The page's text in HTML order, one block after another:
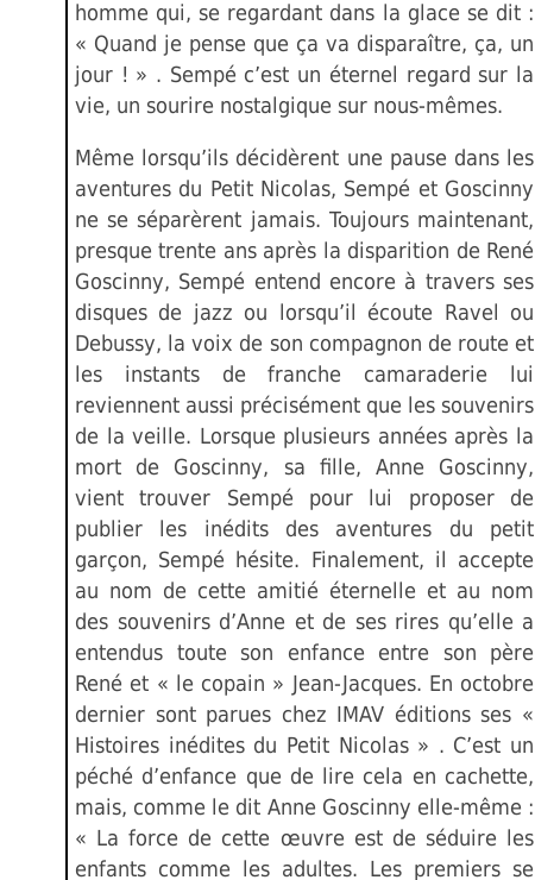
homme qui, se regardant dans la glace se dit :
« Quand je pense que ça va disparaître, ça, un
jour ! » . Sempé c’est un éternel regard sur la
vie, un sourire nostalgique sur nous-mêmes.
Même lorsqu’ils décidèrent une pause dans les
aventures du Petit Nicolas, Sempé et Goscinny
ne se séparèrent jamais. Toujours maintenant,
presque trente ans après la disparition de René
Goscinny, Sempé entend encore à travers ses
disques de jazz ou lorsqu’il écoute Ravel ou
Debussy, la voix de son compagnon de route et
les instants de franche camaraderie lui
reviennent aussi précisément que les souvenirs
de la veille. Lorsque plusieurs années après la
mort de Goscinny, sa fille, Anne Goscinny,
vient trouver Sempé pour lui proposer de
publier les inédits des aventures du petit
garçon, Sempé hésite. Finalement, il accepte
au nom de cette amitié éternelle et au nom
des souvenirs d’Anne et de ses rires qu’elle a
entendus toute son enfance entre son père
René et « le copain » Jean-Jacques. En octobre
dernier sont parues chez IMAV éditions ses «
Histoires inédites du Petit Nicolas » . C’est un
péché d’enfance que de lire cela en cachette,
mais, comme le dit Anne Goscinny elle-même :
« La force de cette œuvre est de séduire les
enfants comme les adultes. Les premiers se